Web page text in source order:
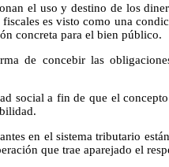
el uso y destino de los
es visto como una
concreta para el bien público.
de concebir las
social a fin de que el
en el sistema tributario
que trae aparejado el